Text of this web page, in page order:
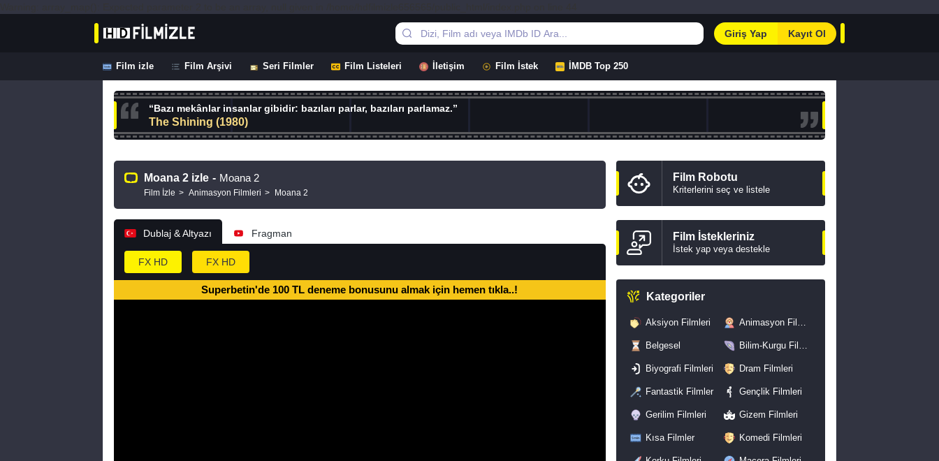
Giriş Yap Kayıt Ol
Film izle Film Arşivi Seri Filmler Film Listeleri İletişim Film İstek İMDB Top 250
“Bazı mekânlar insanlar gibidir: bazıları parlar, bazıları parlamaz.”
The Shining (1980)
Moana 2 izle - Moana 2
Film İzle Animasyon Filmleri Moana 2
Dublaj & Altyazı Fragman
FX HD FX HD
Superbetin'de 100 TL deneme bonusunu almak için hemen tıkla..!
Film Robotu
Kriterlerini seç ve listele
Film İstekleriniz
İstek yap veya destekle
Kategoriler
Aksiyon Filmleri Animasyon Filmleri
Belgesel Bilim-Kurgu Filmleri
Biyografi Filmleri Dram Filmleri
Fantastik Filmler Gençlik Filmleri
Gerilim Filmleri Gizem Filmleri
Kısa Filmler Komedi Filmleri